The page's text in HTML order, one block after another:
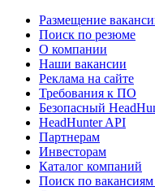
Размещение
Поиск по резюме
О компании
Наши вакансии
Реклама на сайте
Требования к ПО
Безопасный
HeadHunter API
Партнерам
Инвесторам
Каталог компаний
Поиск по